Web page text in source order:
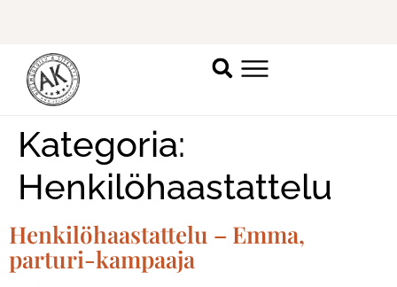
Ilmoittaudu mukaan ripsienpidennyskoulutukseen.
Kategoria:
Henkilöhaastattelu
Henkilöhaastattelu – Emma,
parturi-kampaaja